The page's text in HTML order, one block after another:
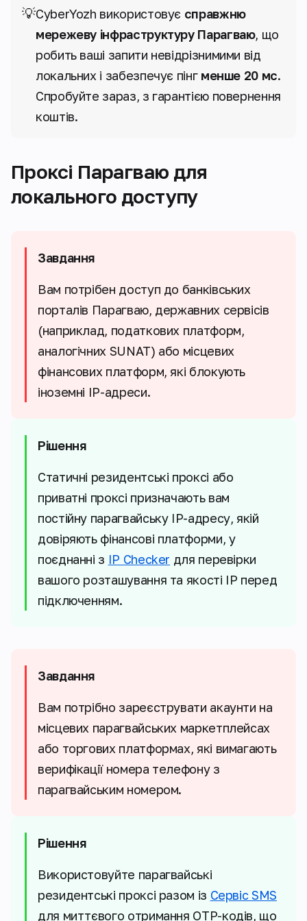
💡CyberYozh використовує справжню
мережеву інфраструктуру Парагваю, що
робить ваші запити невідрізнимими від
локальних і забезпечує пінг менше 20 мс.
Спробуйте зараз, з гарантією повернення
коштів.
Проксі Парагваю для
локального доступу
Завдання
Вам потрібен доступ до банківських
порталів Парагваю, державних сервісів
(наприклад, податкових платформ,
аналогічних SUNAT) або місцевих
фінансових платформ, які блокують
іноземні IP-адреси.
Рішення
Статичні резидентські проксі або
приватні проксі призначають вам
постійну парагвайську IP-адресу, якій
довіряють фінансові платформи, у
поєднанні з IP Checker для перевірки
вашого розташування та якості IP перед
підключенням.
Завдання
Вам потрібно зареєструвати акаунти на
місцевих парагвайських маркетплейсах
або торгових платформах, які вимагають
верифікації номера телефону з
парагвайським номером.
Рішення
Використовуйте парагвайські
резидентські проксі разом із Сервіс SMS
для миттєвого отримання OTP-кодів, що